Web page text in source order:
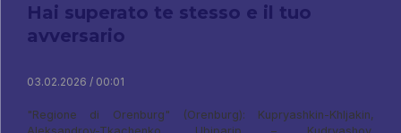
Hai superato te stesso e il tuo
avversario
03.02.2026 / 00:01
"Regione di Orenburg" (Orenburg): Kupryashkin-Khljakin,
Aleksandrov-Tkachenko, Ubiparip – Kudryashov,